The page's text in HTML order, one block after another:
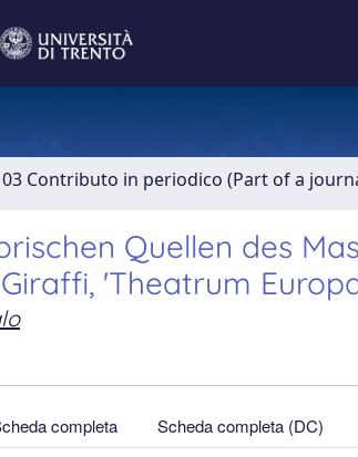
03 Contributo in periodico (Part of a
Quellen des
'Theatrum
completa Scheda completa (DC)